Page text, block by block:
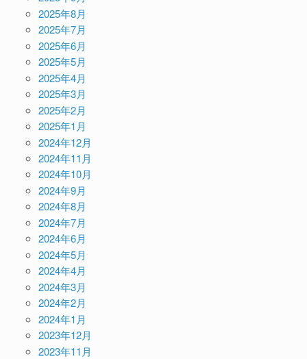
2025年8月
2025年7月
2025年6月
2025年5月
2025年4月
2025年3月
2025年2月
2025年1月
2024年12月
2024年11月
2024年10月
2024年9月
2024年8月
2024年7月
2024年6月
2024年5月
2024年4月
2024年3月
2024年2月
2024年1月
2023年12月
2023年11月